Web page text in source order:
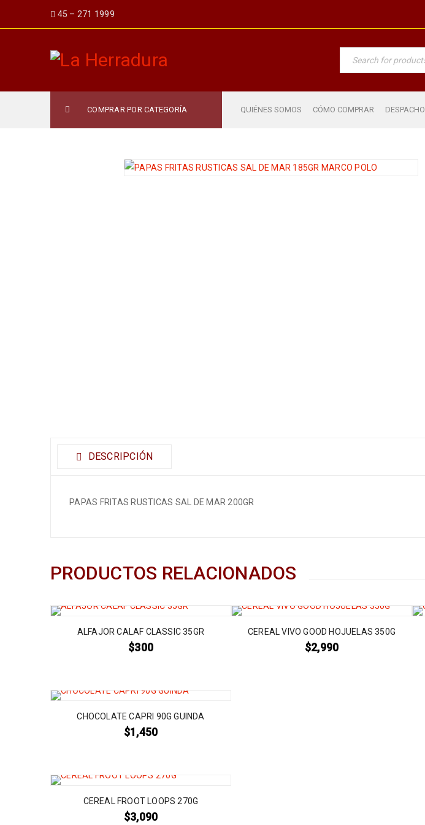
45 – 271 1999
COMPRAR POR CATEGORÍA QUIÉNES SOMOS CÓMO COMPRAR DESPACHO
DESCRIPCIÓN
PAPAS FRITAS RUSTICAS SAL DE MAR 200GR
PRODUCTOS RELACIONADOS
ALFAJOR CALAF CLASSIC 35GR
$300
CEREAL VIVO GOOD HOJUELAS 350G
$2,990
CHOCOLATE CAPRI 90G GUINDA
$1,450
CEREAL FROOT LOOPS 270G
$3,090